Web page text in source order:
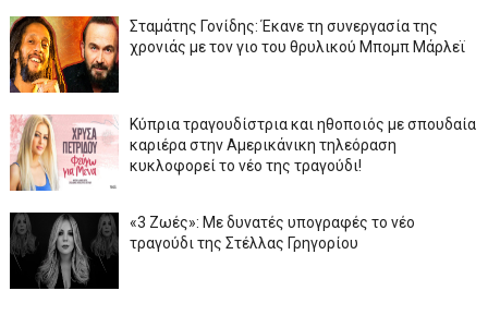
Σταμάτης Γονίδης: Έκανε τη συνεργασία της
χρονιάς με τον γιο του θρυλικού Μπομπ Μάρλεϊ
Κύπρια τραγουδίστρια και ηθοποιός με σπουδαία
καριέρα στην Αμερικάνικη τηλεόραση
κυκλοφορεί το νέο της τραγούδι!
«3 Ζωές»: Με δυνατές υπογραφές το νέο
τραγούδι της Στέλλας Γρηγορίου